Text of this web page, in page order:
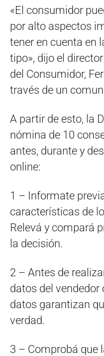
«El consumidor
por alto aspectos
tener en cuenta en
tipo», dijo el
del Consumidor,
través de un
A partir de esto, la
nómina de 10
antes, durante y
online:
1 – Informate
características de
Relevá y compará
la decisión.
2 – Antes de
datos del vendedor
datos garantizan
verdad.
3 – Comprobá que